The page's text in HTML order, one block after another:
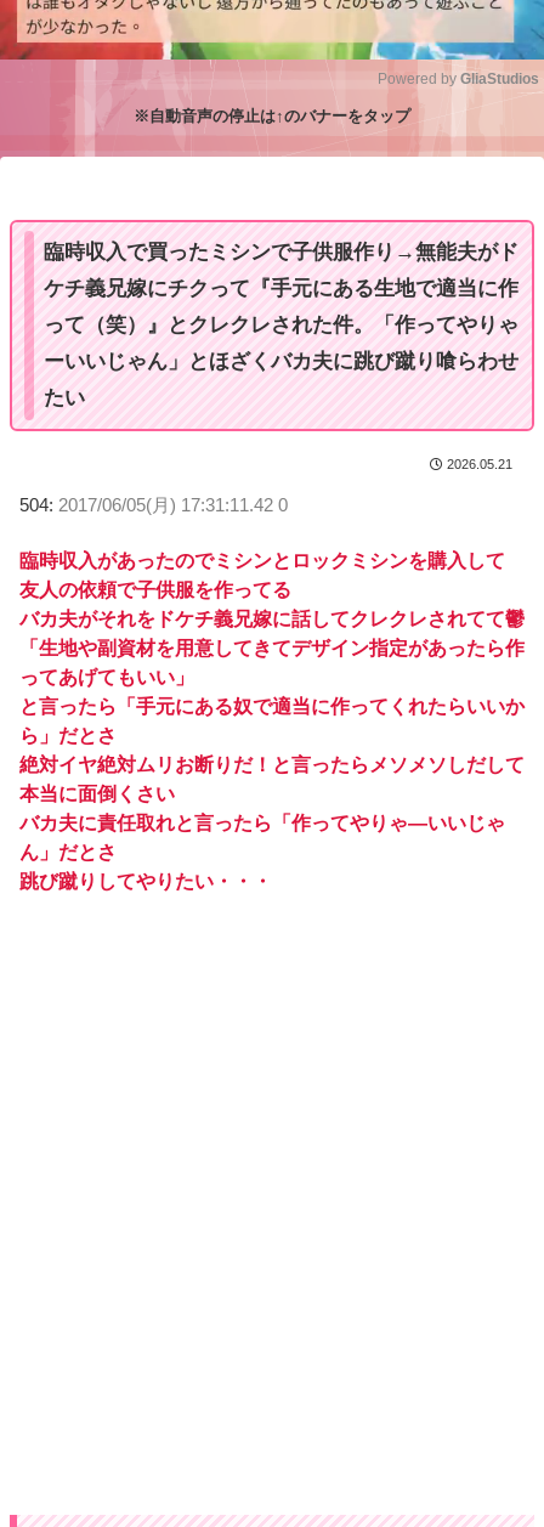
Powered by GliaStudios
※自動音声の停止は↑のバナーをタップ
臨時収入で買ったミシンで子供服作り→無能夫がド
ケチ義兄嫁にチクって『手元にある生地で適当に作
って（笑）』とクレクレされた件。「作ってやりゃ
ーいいじゃん」とほざくバカ夫に跳び蹴り喰らわせ
たい
2026.05.21
504: 2017/06/05(月) 17:31:11.42 0
臨時収入があったのでミシンとロックミシンを購入して
友人の依頼で子供服を作ってる
バカ夫がそれをドケチ義兄嫁に話してクレクレされてて鬱
「生地や副資材を用意してきてデザイン指定があったら作
ってあげてもいい」
と言ったら「手元にある奴で適当に作ってくれたらいいか
ら」だとさ
絶対イヤ絶対ムリお断りだ！と言ったらメソメソしだして
本当に面倒くさい
バカ夫に責任取れと言ったら「作ってやりゃ―いいじゃ
ん」だとさ
跳び蹴りしてやりたい・・・